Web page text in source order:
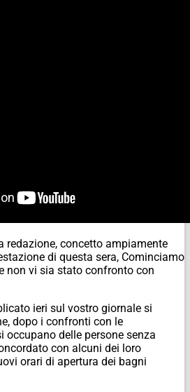
redazione, concetto ampiamente
di questa sera, Cominciamo
non vi sia stato confronto con
ieri sul vostro giornale si
dopo i confronti con le
occupano delle persone senza
con alcuni dei loro
orari di apertura dei bagni